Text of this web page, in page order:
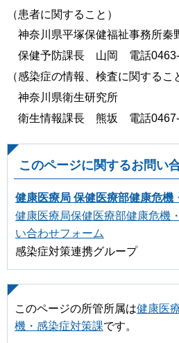
（患者に関すること）
神奈川県平塚保健福祉事務所秦
保健予防課長 山岡 電話
（感染症の情報、検査に関するこ
神奈川県衛生研究所
衛生情報課長 熊坂 電話
このページに関するお問い
健康医療局 保健医療部健康危機
健康医療局保健医療部健康危機
い合わせフォーム
感染症対策連携グループ
このページの所管所属は健康医
機・感染症対策課です。